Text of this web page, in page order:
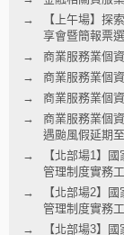
【上午場】探
享會暨簡報票選
商業服務業個
商業服務業個
商業服務業個
商業服務業個
遇颱風假延期
【北部場1】
管理制度實務
【北部場2】
管理制度實務
【北部場3】